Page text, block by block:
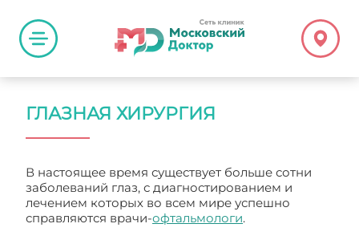
ГЛАЗНАЯ ХИРУРГИЯ
В настоящее время существует больше сотни
заболеваний глаз, с диагностированием и
лечением которых во всем мире успешно
справляются врачи-офтальмологи.